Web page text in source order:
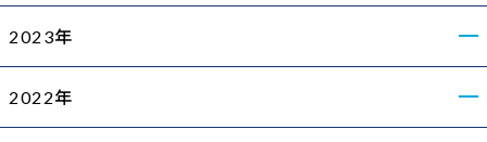
2023年
2022年